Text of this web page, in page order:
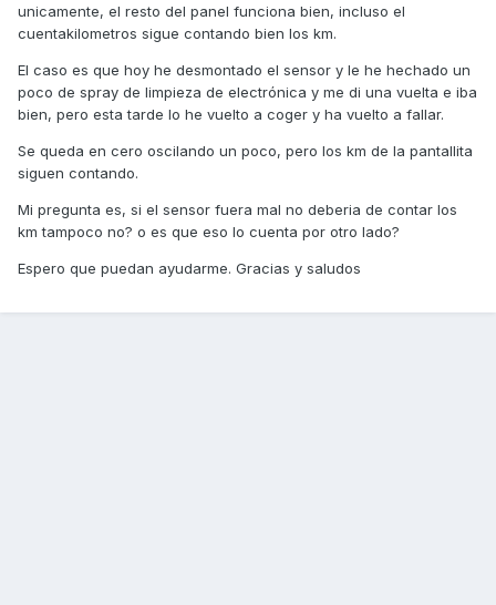
unicamente, el resto del panel funciona bien, incluso el
cuentakilometros sigue contando bien los km.
El caso es que hoy he desmontado el sensor y le he hechado un
poco de spray de limpieza de electrónica y me di una vuelta e iba
bien, pero esta tarde lo he vuelto a coger y ha vuelto a fallar.
Se queda en cero oscilando un poco, pero los km de la pantallita
siguen contando.
Mi pregunta es, si el sensor fuera mal no deberia de contar los
km tampoco no? o es que eso lo cuenta por otro lado?
Espero que puedan ayudarme. Gracias y saludos